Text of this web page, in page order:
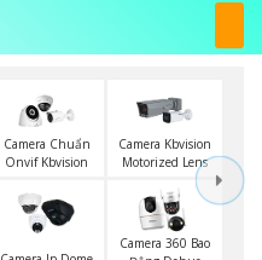
Camera Chuẩn
Onvif Kbvision
Camera Kbvision
Motorized Lens
Camera 360 Bao